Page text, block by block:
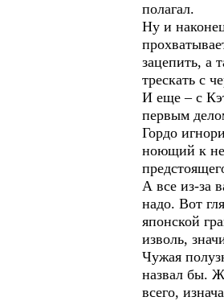
полагал.
Ну и
зацепить, а
трескать с
И еще – с
первым
Гордо
ноющий к
А все из-за
надо. Вот
японской
изволь,
Чужая
назвал бы.
всего,